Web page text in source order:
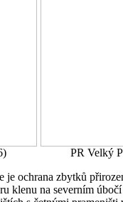
PR Velký
je ochrana zbytků
klenu na severním